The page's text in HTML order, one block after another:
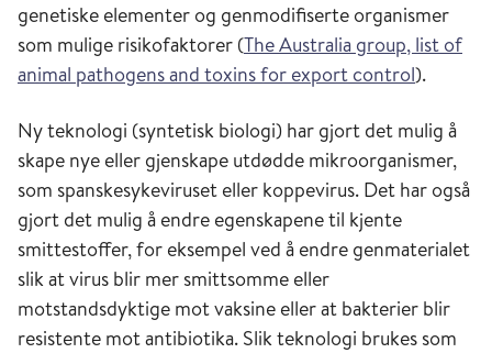
genetiske elementer og genmodifiserte organismer
som mulige risikofaktorer (The Australia group, list of
animal pathogens and toxins for export control).
Ny teknologi (syntetisk biologi) har gjort det mulig å
skape nye eller gjenskape utdødde mikroorganismer,
som spanskesykeviruset eller koppevirus. Det har også
gjort det mulig å endre egenskapene til kjente
smittestoffer, for eksempel ved å endre genmaterialet
slik at virus blir mer smittsomme eller
motstandsdyktige mot vaksine eller at bakterier blir
resistente mot antibiotika. Slik teknologi brukes som